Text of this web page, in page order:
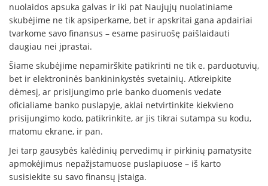
nuolaidos apsuka galvas ir iki pat Naujųjų nuolatiniame
skubėjime ne tik apsiperkame, bet ir apskritai gana apdairiai
tvarkome savo finansus – esame pasiruošę paišlaidauti
daugiau nei įprastai.
Šiame skubėjime nepamirškite patikrinti ne tik e. parduotuvių,
bet ir elektroninės bankininkystės svetainių. Atkreipkite
dėmesį, ar prisijungimo prie banko duomenis vedate
oficialiame banko puslapyje, aklai netvirtinkite kiekvieno
prisijungimo kodo, patikrinkite, ar jis tikrai sutampa su kodu,
matomu ekrane, ir pan.
Jei tarp gausybės kalėdinių pervedimų ir pirkinių pamatysite
apmokėjimus nepažįstamuose puslapiuose – iš karto
susisiekite su savo finansų įstaiga.